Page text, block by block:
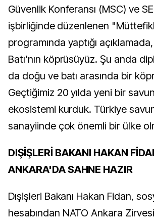
Güvenlik Konferansı (MSC) ve
işbirliğinde düzenlenen
programında yaptığı
Batı'nın köprüsüyüz. Şu anda
da doğu ve batı arasında bir
Geçtiğimiz 20 yılda yeni bir
ekosistemi kurduk. Türkiye
sanayiinde çok önemli bir ülke
DIŞİŞLERİ BAKANI HAKAN
ANKARA'DA SAHNE HAZIR
Dışişleri Bakanı Hakan Fidan,
hesabından NATO Ankara